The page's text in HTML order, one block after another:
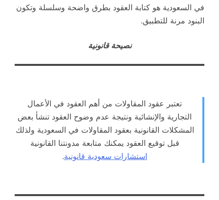
في السعودية هو كتابة العقود بطرق واضحة وسلسلة وتكون
البنود مرنة للتطبيق.
نصيحة قانونية
تعتبر عقود المقاولات من أهم العقود في الأعمال
التجارية والإنشائية ونتيجة عدم وضوح العقود تنشأ بعض
المشكلات القانونية بعقود المقاولات في السعودية ولذلك
قبل توقيع العقود يمكنك متابعة مدونتنا القانونية
استشارات سعودية قانونية.